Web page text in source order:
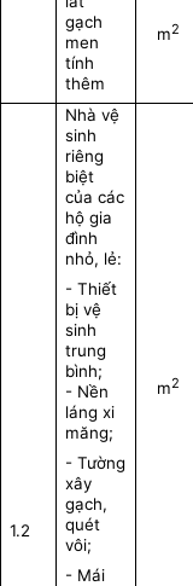
gạch
men
tính
thêm
m2
1.2
Nhà vệ
sinh
riêng
biệt
của các
hộ gia
đình
nhỏ, lẻ:
- Thiết
bị vệ
sinh
trung
bình;
- Nền
láng xi
măng;
- Tường
xây
gạch,
quét
vôi;
- Mái
m2